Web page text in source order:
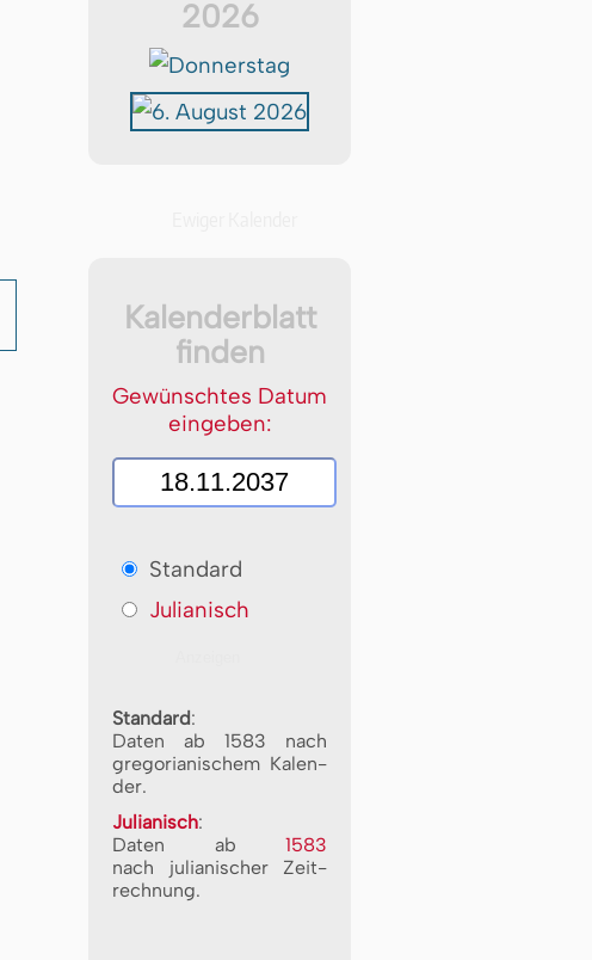
2026
Kalenderblatt
finden
Gewünschtes Datum
eingeben:
Standard
Julianisch
Standard:
Daten ab 1583 nach
gre­go­ri­a­ni­schem Ka­len­
der.
Julianisch:
Daten ab 1583
nach ju­li­a­ni­scher Zeit­
rech­nung.